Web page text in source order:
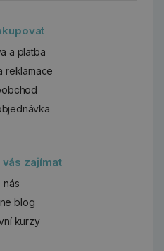
a platba
reklamace
zajímat
nás
blog
kurzy